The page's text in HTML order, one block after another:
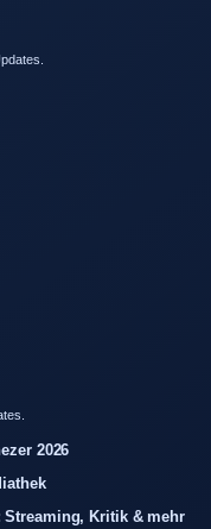
2026
Streaming, Kritik & mehr